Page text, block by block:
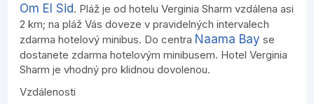
Om El Sid. Pláž je od hotelu Verginia Sharm vzdálena asi
2 km; na pláž Vás doveze v pravidelných intervalech
zdarma hotelový minibus. Do centra Naama Bay se
dostanete zdarma hotelovým minibusem. Hotel Verginia
Sharm je vhodný pro klidnou dovolenou.
Vzdálenosti